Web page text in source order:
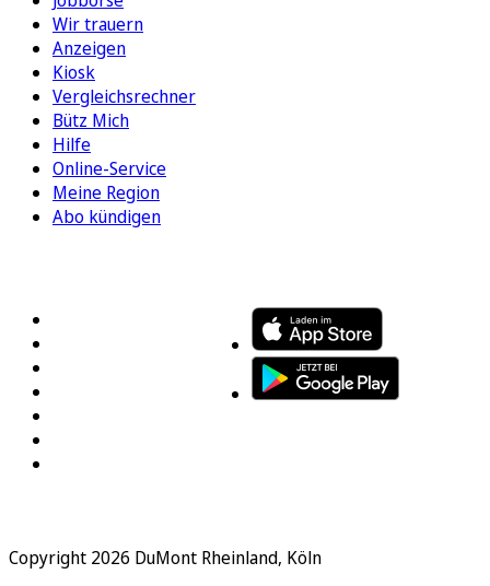
Wir trauern
Anzeigen
Kiosk
Vergleichsrechner
Bütz Mich
Hilfe
Online-Service
Meine Region
Abo kündigen
Copyright 2026 DuMont Rheinland, Köln